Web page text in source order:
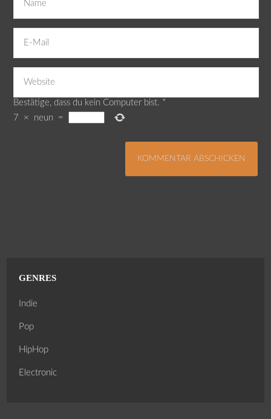
Bestätige, dass du kein Computer bist. *
7
× neun =
GENRES
Indie
Pop
HipHop
Electronic